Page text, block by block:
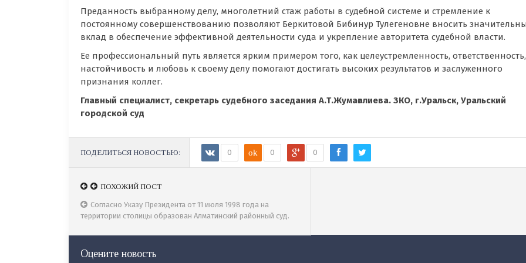
Преданность выбранному делу, многолетний стаж работы в судебной системе и стремление к
постоянному совершенствованию позволяют Беркитовой Бибинур Тулегеновне вносить
вклад в обеспечение эффективной деятельности суда и укрепление авторитета судебной власти.
Ее профессиональный путь является ярким примером того, как целеустремленность, ответственность,
настойчивость и любовь к своему делу помогают достигать высоких результатов и заслуженного
признания коллег.
Главный специалист, секретарь судебного заседания А.Т.Жумағалиева. ЗКО, г.Уральск, Уральский
городской суд
ПОДЕЛИТЬСЯ НОВОСТЬЮ: 0 ok 0 0
ПОХОЖИЙ ПОСТ
Почетная отставка судей
ПОХОЖИЙ ПОСТ
Согласно Указу Президента от 11 июля 1998 года на
территории столицы образован Алматинский районный суд.
Оцените новость